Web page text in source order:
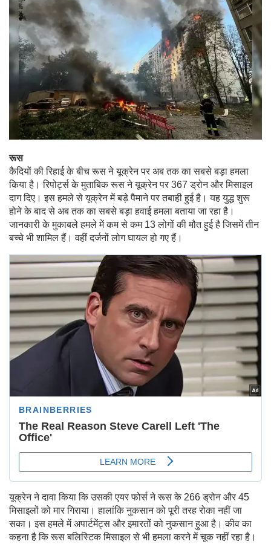
रूस
कैदियों की रिहाई के बीच रूस ने यूक्रेन पर अब तक का सबसे बड़ा हमला
किया है। रिपोर्ट्स के मुताबिक रूस ने यूक्रेन पर 367 ड्रोन और मिसाइल
दाग दिए। इस हमले से यूक्रेन में बड़े पैमाने पर तबाही हुई है। यह युद्ध शुरू
होने के बाद से अब तक का सबसे बड़ा हवाई हमला बताया जा रहा है।
जानकारी के मुकाबले हमले में कम से कम 13 लोगों की मौत हुई है जिसमें तीन
बच्चे भी शामिल हैं। वहीं दर्जनों लोग घायल हो गए हैं।
यूक्रेन ने दावा किया कि उसकी एयर फोर्स ने रूस के 266 ड्रोन और 45
मिसाइलों को मार गिराया। हालांकि नुकसान को पूरी तरह रोका नहीं जा
सका। इस हमले में अपार्टमेंट्स और इमारतों को नुकसान हुआ है। कीव का
कहना है कि रूस बलिस्टिक मिसाइल से भी हमला करने में चूक नहीं रहा है।